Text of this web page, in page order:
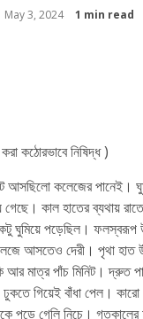
May 3, 2024 1 min read
কঠোরভাবে নিষিদ্ধ )
আসছিলো কলেজের পানেই।
কাল হাতের ব্যথায় রাতে
ঘুমিয়ে পড়েছিল। ফলস্বরূপ
আসতেও দেরী। পৃথা হাত
মাত্র পাঁচ মিনিট। দ্রুত পা
গিয়েই বাঁধা পেল।
পড়ে গেলি নিচে।